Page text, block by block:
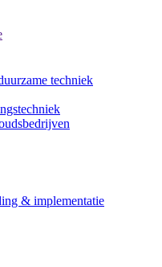
techniek
& implementatie